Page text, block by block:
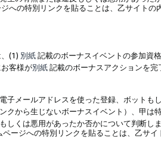
への特別リンクを貼ることは、乙サイト
(1) 別紙記載のボーナスイベントの参加資
客様が別紙記載のボーナスアクションを完
メールアドレスを使った登録、ボットも
から生じないボーナスイベント）、甲は
くは悪用があったか否かについて判断しま
ージへの特別リンクを貼ることは、乙サ